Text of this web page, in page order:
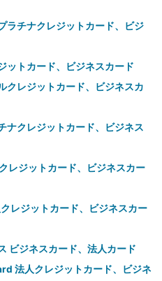
ラチナクレジットカード、ビジ
ットカード、ビジネスカード
クレジットカード、ビジネスカ
ナクレジットカード、ビジネス
レジットカード、ビジネスカー
レジットカード、ビジネスカー
ビジネスカード、法人カード
法人クレジットカード、ビジネ